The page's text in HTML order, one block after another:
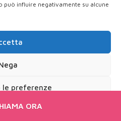
può influire negativamente su alcune
le preferenze
Privacy Policy
ORA